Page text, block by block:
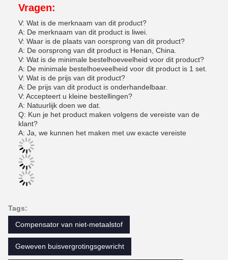
Vragen:
V: Wat is de merknaam van dit product?
A: De merknaam van dit product is liwei.
V: Waar is de plaats van oorsprong van dit product?
A: De oorsprong van dit product is Henan, China.
V: Wat is de minimale bestelhoeveelheid voor dit product?
A: De minimale bestelhoeveelheid voor dit product is 1 set.
V: Wat is de prijs van dit product?
A: De prijs van dit product is onderhandelbaar.
V: Accepteert u kleine bestellingen?
A: Natuurlijk doen we dat.
Q: Kun je het product maken volgens de vereiste van de
klant?
A: Ja, we kunnen het maken met uw exacte vereiste
Tags:
Compensator van niet-metaalstof
Geweven buisvergrotingsgewricht